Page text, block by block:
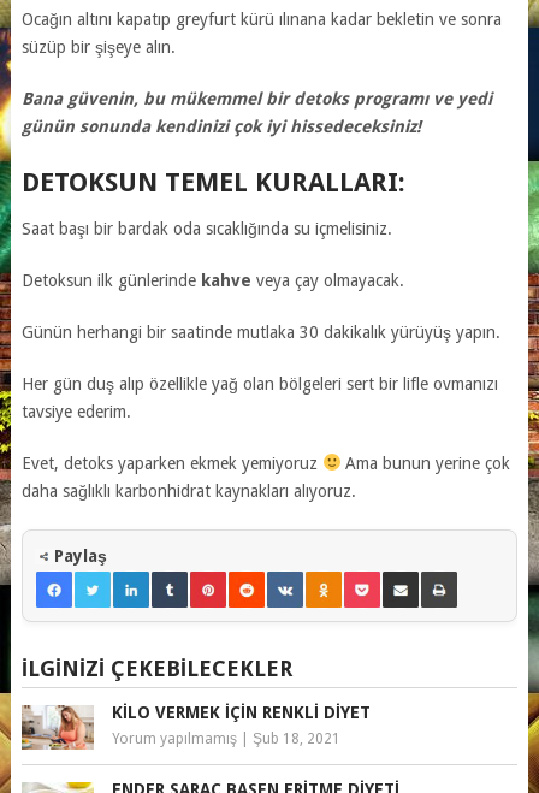
Ocağın altını kapatıp greyfurt kürü ılınana kadar bekletin ve sonra
süzüp bir şişeye alın.
Bana güvenin, bu mükemmel bir detoks programı ve yedi
günün sonunda kendinizi çok iyi hissedeceksiniz!
DETOKSUN TEMEL KURALLARI:
Saat başı bir bardak oda sıcaklığında su içmelisiniz.
Detoksun ilk günlerinde kahve veya çay olmayacak.
Günün herhangi bir saatinde mutlaka 30 dakikalık yürüyüş yapın.
Her gün duş alıp özellikle yağ olan bölgeleri sert bir lifle ovmanızı
tavsiye ederim.
Evet, detoks yaparken ekmek yemiyoruz
Ama bunun yerine çok
daha sağlıklı karbonhidrat kaynakları alıyoruz.
Paylaş
İLGINIZI ÇEKEBILECEKLER
KILO VERMEK IÇIN RENKLI DIYET
Yorum yapılmamış| Şub 18, 2021